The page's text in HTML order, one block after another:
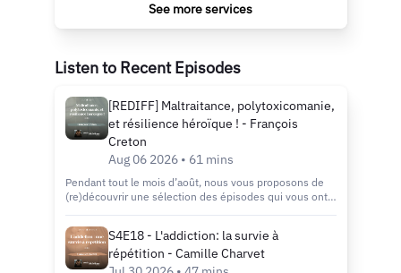
See more services
Listen to Recent Episodes
[REDIFF] Maltraitance, polytoxicomanie,
et résilience héroïque ! - François
Creton
Aug 06 2026 • 61 mins
Pendant tout le mois d’août, nous vous proposons de
(re)découvrir une sélection des épisodes qui vous ont
témoignages forts, des échanges éclairants et des clés
de réflexion toujours aussi actuelles. Que vous soyez
fidèle auditeur ou que vous découvriez le podcast, c’est
l’occasion idéale de plonger dans les épisodes
S4E18 - L'addiction: la survie à
répétition - Camille Charvet